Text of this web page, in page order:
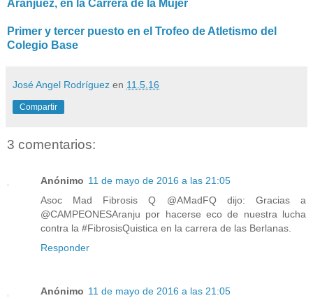
Aranjuez, en la Carrera de la Mujer
Primer y tercer puesto en el Trofeo de Atletismo del
Colegio Base
José Angel Rodríguez en 11.5.16
Compartir
3 comentarios:
Anónimo 11 de mayo de 2016 a las 21:05
Asoc Mad Fibrosis Q ‏@AMadFQ dijo: Gracias a
@CAMPEONESAranju por hacerse eco de nuestra lucha
contra la #FibrosisQuistica en la carrera de las Berlanas.
Responder
Anónimo 11 de mayo de 2016 a las 21:05